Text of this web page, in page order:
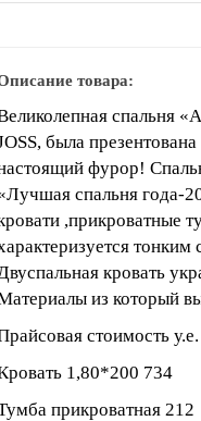
товара:
спальня
была
фурор!
спальня года-
,прикроватные
кровать
из который
стоимость у.е.
1,80*200 734
прикроватная 212